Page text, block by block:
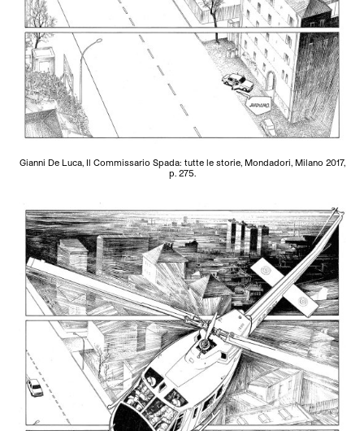
Gianni De Luca, Il Commissario Spada: tutte le storie, Mondadori, Milano 2017,
p. 275.